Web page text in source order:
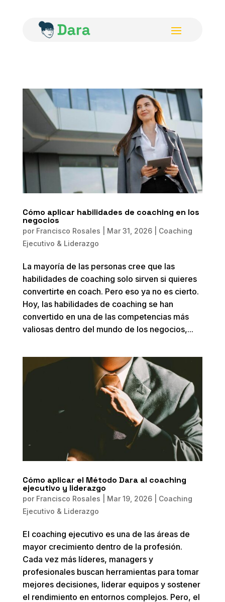
Cómo aplicar habilidades de coaching en los
negocios
por Francisco Rosales Mar 31, 2026| Coaching
Ejecutivo & Liderazgo
La mayoría de las personas cree que las
habilidades de coaching solo sirven si quieres
convertirte en coach. Pero eso ya no es cierto.
Hoy, las habilidades de coaching se han
convertido en una de las competencias más
valiosas dentro del mundo de los negocios,...
Cómo aplicar el Método Dara al coaching
ejecutivo y liderazgo
por Francisco Rosales Mar 19, 2026| Coaching
Ejecutivo & Liderazgo
El coaching ejecutivo es una de las áreas de
mayor crecimiento dentro de la profesión.
Cada vez más líderes, managers y
profesionales buscan herramientas para tomar
mejores decisiones, liderar equipos y sostener
el rendimiento en entornos complejos. Pero, el